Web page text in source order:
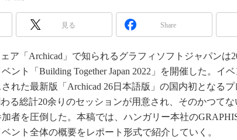
IGAS2018
見る Share
ア「Archicad」で知られるグラフィソフトジャパンは
ント「Building Together Japan 2022」を開催した。イ
れた最新版「Archicad 26日本語版」の国内初となる
る総計20余りのセッションが用意され、そのかつてな
者を圧倒した。本稿では、ハンガリー本社の
ント全体の概要をレポート形式で紹介していく。